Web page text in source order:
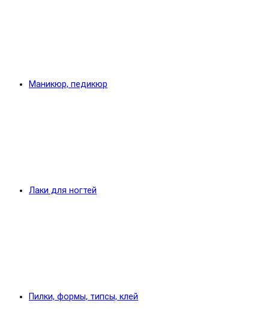
Маникюр, педикюр
Лаки для ногтей
Пилки, формы, типсы, клей